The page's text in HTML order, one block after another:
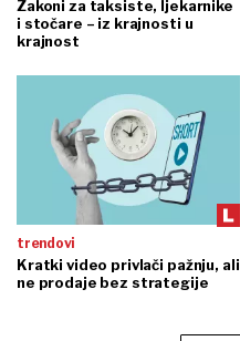
Zakoni za taksiste, ljekarnike
i stočare – iz krajnosti u
krajnost
trendovi
Kratki video privlači pažnju, ali
ne prodaje bez strategije